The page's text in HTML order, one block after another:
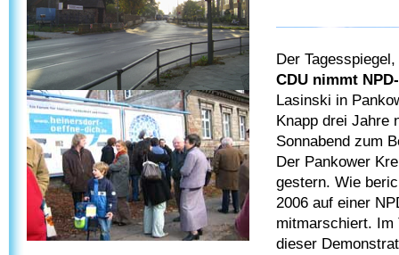
Der
CDU nimmt
Lasinski in
Knapp drei Jahre
Sonnabend zum
Der Pankower
gestern. Wie
2006 auf einer
mitmarschiert. Im
dieser